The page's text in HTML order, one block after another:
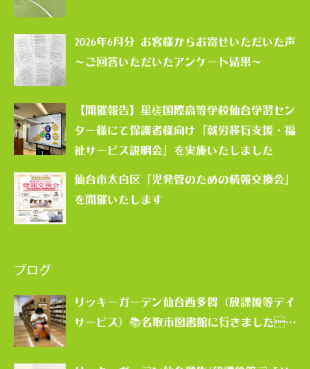
2026年6月分 お客様からお寄せいただいた声
～ご回答いただいたアンケート結果～
【開催報告】星槎国際高等学校仙台学習セン
ター様にて保護者様向け「就労移行支援・福
祉サービス説明会」を実施いたしました
仙台市太白区「児発管のための情報交換会」
を開催いたします
ブログ
リッキーガーデン仙台西多賀（放課後等デイ
サービス）📚名取市図書館に行きました…